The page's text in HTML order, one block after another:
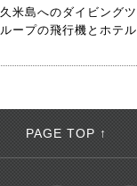
久米島へのダイビング
ループの飛行機とホテ
PAGE TOP ↑